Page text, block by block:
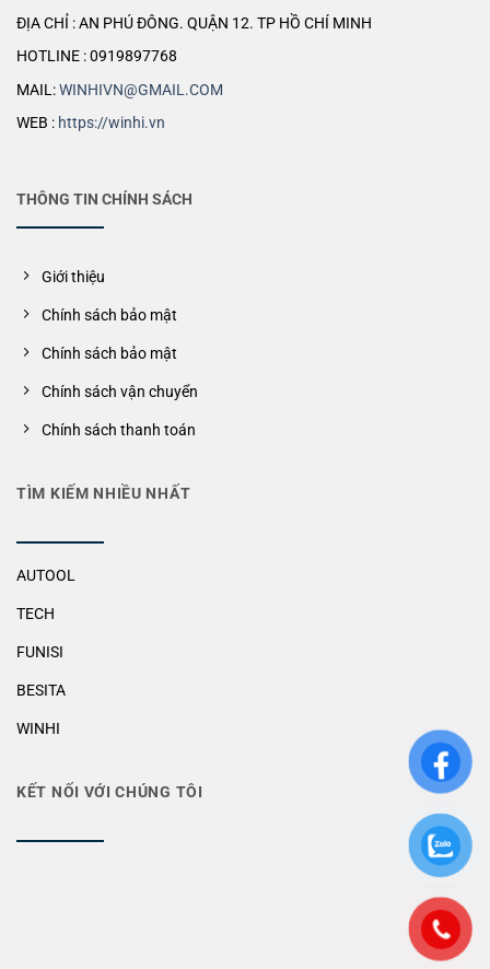
ĐỊA CHỈ : AN PHÚ ĐÔNG. QUẬN 12. TP HỒ CHÍ MINH
HOTLINE : 0919897768
MAIL:WINHIVN@GMAIL.COM
WEB : https://winhi.vn
THÔNG TIN CHÍNH SÁCH
Giới thiệu
Chính sách bảo mật
Chính sách bảo mật
Chính sách vận chuyển
Chính sách thanh toán
TÌM KIẾM NHIỀU NHẤT
AUTOOL
TECH
FUNISI
BESITA
WINHI
KẾT NỐI VỚI CHÚNG TÔI